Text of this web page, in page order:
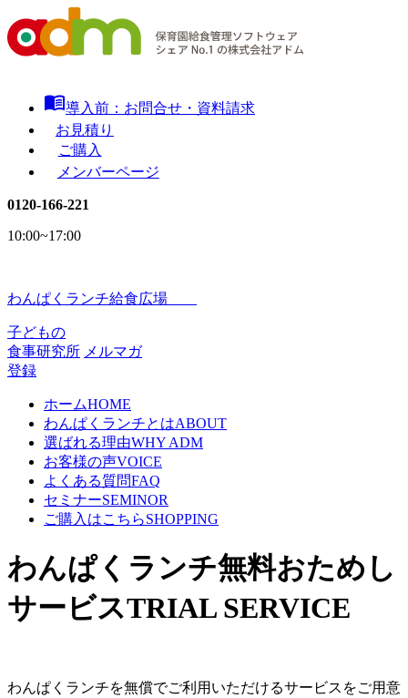
menu_book導入前：お問合せ・資料請求
お見積り
ご購入
メンバーページ
0120-166-221
10:00~17:00
わんぱくランチ給食広場
子どもの
食事研究所 メルマガ
登録
ホームHOME
わんぱくランチとはABOUT
選ばれる理由WHY ADM
お客様の声VOICE
よくある質問FAQ
セミナーSEMINOR
ご購入はこちらSHOPPING
わんぱくランチ無料おためし
サービスTRIAL SERVICE
わんぱくランチを無償でご利用いただけるサービスをご用意